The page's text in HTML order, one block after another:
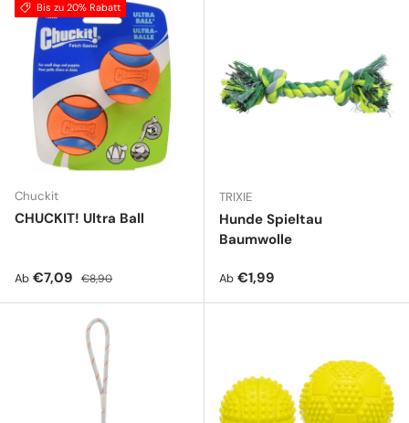
Bis zu 20% Rabatt
Chuckit
CHUCKIT! Ultra Ball
Verkaufspreis
Ab €7,09 Normaler Preis
€8,90
TRIXIE
Hunde Spieltau
Baumwolle
Normaler Preis
Ab €1,99